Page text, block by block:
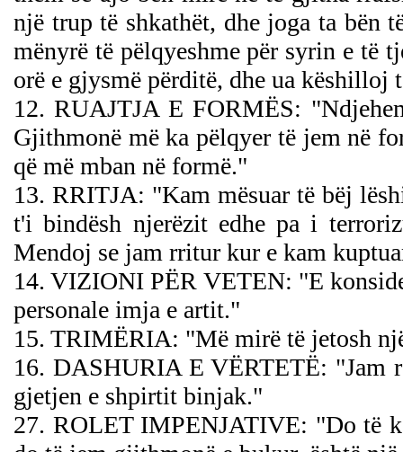
një trup të shkathët, dhe joga ta bën
mënyrë të pëlqyeshme për syrin e të
orë e gjysmë përditë, dhe ua këshilloj
12. RUAJTJA E FORMËS:
Gjithmonë më ka pëlqyer të jem në
që më mban në formë."
13. RRITJA: "Kam mësuar të bëj
t'i bindësh njerëzit edhe pa i
Mendoj se jam rritur kur e kam
14. VIZIONI PËR VETEN: "E
personale imja e artit."
15. TRIMËRIA: "Më mirë të jetosh
16. DASHURIA E VËRTETË: "Jam
gjetjen e shpirtit binjak."
27. ROLET IMPENJATIVE: "Do të